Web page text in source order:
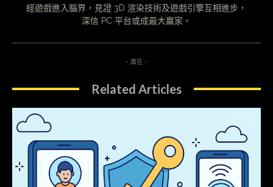
經遊戲進入腦界，見證 3D 渲染技術及遊戲引擎互相進步，
深信 PC 平台或成最大贏家。
- 廣告 -
Related Articles